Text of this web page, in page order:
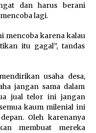
dan harus berani
lagi.
mencoba karena kalau
itu gagal”, tandas
usaha desa,
jangan sama dalam
jual telor ini jangan
kaum milenial ini
Oleh karenanya
membuat mereka